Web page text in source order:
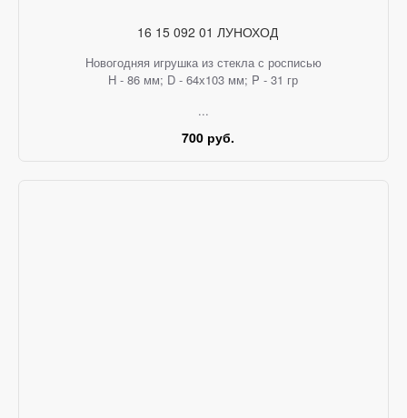
16 15 092 01 ЛУНОХОД
Новогодняя игрушка из стекла с росписью
H - 86 мм; D - 64х103 мм; P - 31 гр
...
700 руб.